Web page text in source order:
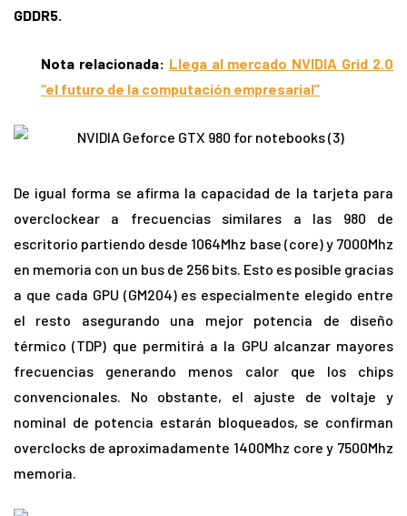
GDDR5.
Nota relacionada: Llega al mercado NVIDIA Grid 2.0
“el futuro de la computación empresarial”
De igual forma se afirma la capacidad de la tarjeta para
overclockear a frecuencias similares a las 980 de
escritorio partiendo desde 1064Mhz base (core) y 7000Mhz
en memoria con un bus de 256 bits. Esto es posible gracias
a que cada GPU (GM204) es especialmente elegido entre
el resto asegurando una mejor potencia de diseño
térmico (TDP) que permitirá a la GPU alcanzar mayores
frecuencias generando menos calor que los chips
convencionales. No obstante, el ajuste de voltaje y
nominal de potencia estarán bloqueados, se confirman
overclocks de aproximadamente 1400Mhz core y 7500Mhz
memoria.